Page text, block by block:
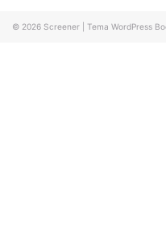
© 2026 Screener Tema WordPress